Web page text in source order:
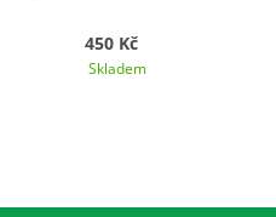
450 Kč
Skladem